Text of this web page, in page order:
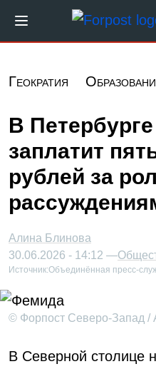
Перейти к основному
Геократия
В
заплатит
рублей за
Алина Блинова
30.06.2026 - 14:12 —
Источник:Объединённая пресс-
© Форпост Северо-Запад /
В Северной столице